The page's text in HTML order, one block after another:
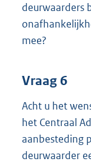
deurwaarders
mee?
Vraag 6
Acht u het
het Centraal
aanbesteding
deurwaarder